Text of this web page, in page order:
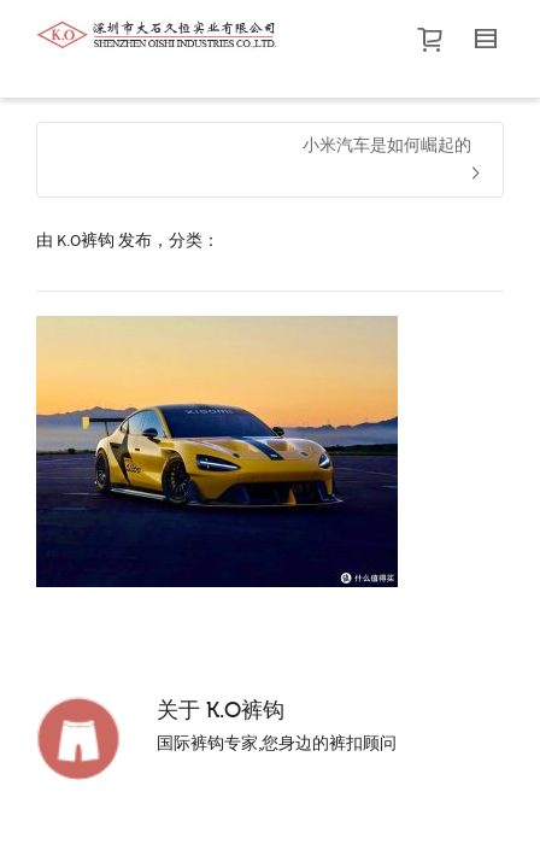
帮我查找新的衬衫尺码
价格介于
默认品牌.
小米汽车是如何崛起的
由 K.O裤钩 发布，分类：
关于 K.O裤钩
国际裤钩专家,您身边的裤扣顾问